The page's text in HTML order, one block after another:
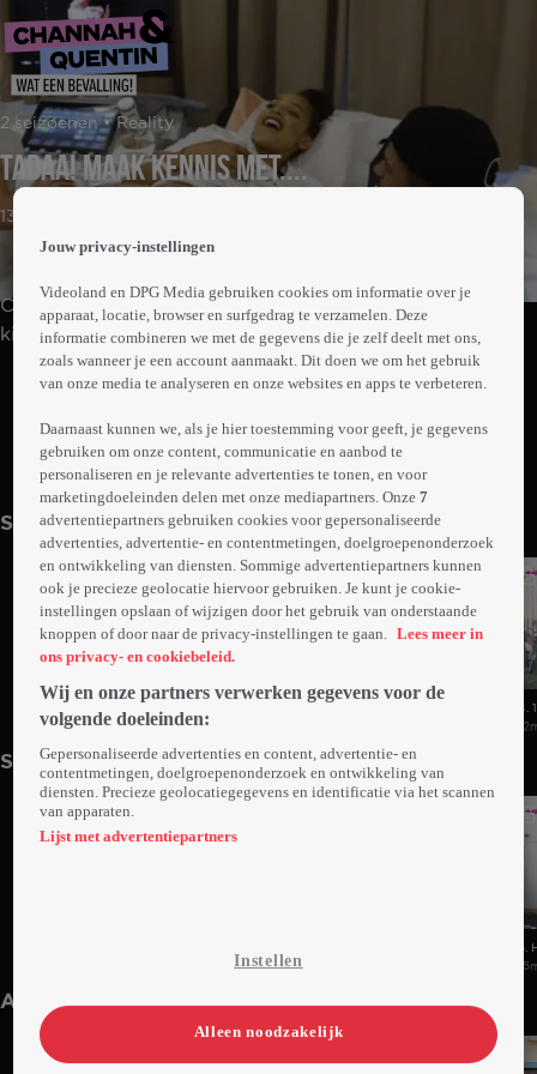
page
2 seizoenen • Reality
Tadaa! Maak Kennis Met....
13min
Channah en Quentin zijn in verwachting van hun eerste
kindje. De uitgerekende datum komt steeds dichterbij,
wat de nodige voorbereidingen van het stel verlangt.
Hoe bereiden zij zich voor op de komst van de kleine?
En kan hun relatie dit wel aan? Als het dan eindelijk zo
ver is en er een gezond kindje op de wereld komt,
begint het ouderschap pas echt.
Abonneren op Videoland
Meer
info
Seizoen 2
Relatietherapeut
15min
4.
Seizoen 1
Bevalling
9min
5.
Anderen kijken ook
Jouw privacy-instellingen
Videoland en DPG Media gebruiken cookies om informatie over je
apparaat, locatie, browser en surfgedrag te verzamelen. Deze
informatie combineren we met de gegevens die je zelf deelt met ons,
zoals wanneer je een account aanmaakt. Dit doen we om het gebruik
van onze media te analyseren en onze websites en apps te verbeteren.
Daarnaast kunnen we, als je hier toestemming voor geeft, je gegevens
gebruiken om onze content, communicatie en aanbod te
personaliseren en je relevante advertenties te tonen, en voor
marketingdoeleinden delen met onze mediapartners. Onze7
advertentiepartners gebruiken cookies voor gepersonaliseerde
advertenties, advertentie- en contentmetingen, doelgroepenonderzoek
en ontwikkeling van diensten. Sommige advertentiepartners kunnen
ook je precieze geolocatie hiervoor gebruiken. Je kunt je cookie-
instellingen opslaan of wijzigen door het gebruik van onderstaande
knoppen of door naar de privacy-instellingen te gaan.
Lees meer in
ons privacy- en cookiebeleid.
Wij en onze partners verwerken gegevens voor de
volgende doeleinden:
Gepersonaliseerde advertenties en content, advertentie- en
contentmetingen, doelgroepenonderzoek en ontwikkeling van
diensten. Precieze geolocatiegegevens en identificatie via het scannen
van apparaten.
Lijst met advertentiepartners
Instellen
Alleen noodzakelijk